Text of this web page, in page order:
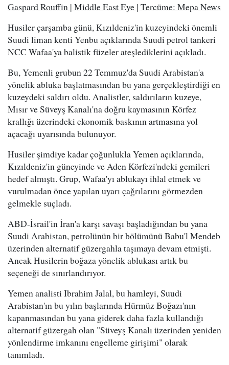
Gaspard Rouffin | Middle East Eye | Tercüme: Mepa News
Husiler çarşamba günü, Kızıldeniz'in kuzeyindeki önemli
Suudi liman kenti Yenbu açıklarında Suudi petrol tankeri
NCC Wafaa'ya balistik füzeler ateşlediklerini açıkladı.
Bu, Yemenli grubun 22 Temmuz'da Suudi Arabistan'a
yönelik abluka başlatmasından bu yana gerçekleştirdiği en
kuzeydeki saldırı oldu. Analistler, saldırıların kuzeye,
Mısır ve Süveyş Kanalı'na doğru kaymasının Körfez
krallığı üzerindeki ekonomik baskının artmasına yol
açacağı uyarısında bulunuyor.
Husiler şimdiye kadar çoğunlukla Yemen açıklarında,
Kızıldeniz'in güneyinde ve Aden Körfezi'ndeki gemileri
hedef almıştı. Grup, Wafaa'yı ablukayı ihlal etmek ve
vurulmadan önce yapılan uyarı çağrılarını görmezden
gelmekle suçladı.
ABD-İsrail'in İran'a karşı savaşı başladığından bu yana
Suudi Arabistan, petrolünün bir bölümünü Babu'l Mendeb
üzerinden alternatif güzergahla taşımaya devam etmişti.
Ancak Husilerin boğaza yönelik ablukası artık bu
seçeneği de sınırlandırıyor.
Yemen analisti Ibrahim Jalal, bu hamleyi, Suudi
Arabistan'ın bu yılın başlarında Hürmüz Boğazı'nın
kapanmasından bu yana giderek daha fazla kullandığı
alternatif güzergah olan "Süveyş Kanalı üzerinden yeniden
yönlendirme imkanını engelleme girişimi" olarak
tanımladı.